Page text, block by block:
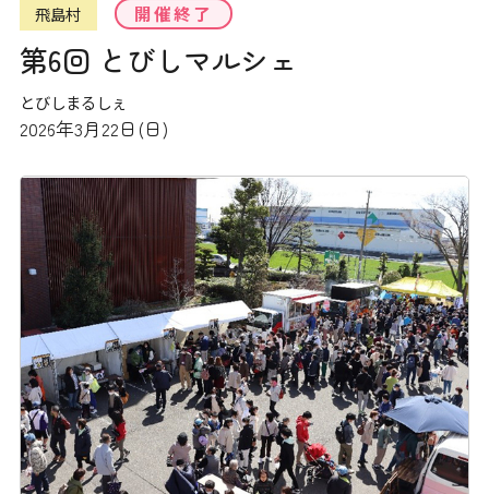
飛島村 開催終了
第6回 とびしマルシェ
とびしまるしぇ
2026年3月22日(日)